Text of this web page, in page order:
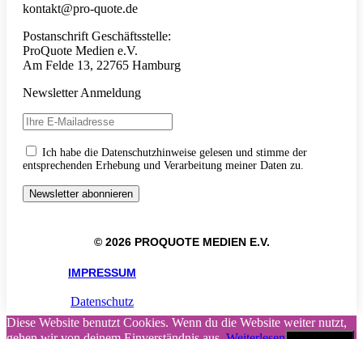
kontakt@pro-quote.de
Postanschrift Geschäftsstelle:
ProQuote Medien e.V.
Am Felde 13, 22765 Hamburg
Newsletter Anmeldung
Ich habe die Datenschutzhinweise gelesen und stimme der
entsprechenden Erhebung und Verarbeitung meiner Daten zu.
© 2026 PROQUOTE MEDIEN E.V.
IMPRESSUM
Datenschutz
Diese Website benutzt Cookies. Wenn du die Website weiter nutzt,